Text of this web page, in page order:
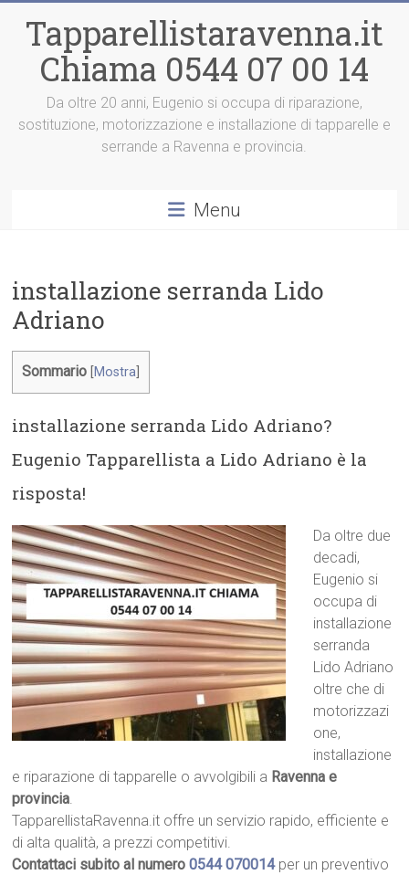
contenuto
Tapparellistaravenna.it
Chiama 0544 07 00 14
Da oltre 20 anni, Eugenio si occupa di riparazione,
sostituzione, motorizzazione e installazione di tapparelle e
serrande a Ravenna e provincia.
Menu
installazione serranda Lido
Adriano
Sommario Mostra
installazione serranda Lido Adriano?
Eugenio Tapparellista a Lido Adriano è la
risposta!
Da oltre due
decadi,
Eugenio si
occupa di
installazione
serranda
Lido Adriano
oltre che di
motorizzazi
one,
installazione
e riparazione di tapparelle o avvolgibili a Ravenna e
provincia.
TapparellistaRavenna.it offre un servizio rapido, efficiente e
di alta qualità, a prezzi competitivi.
Contattaci subito al numero0544 070014per un preventivo